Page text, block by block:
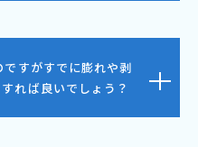
すがすでに膨れや剥
れば良いでしょう？